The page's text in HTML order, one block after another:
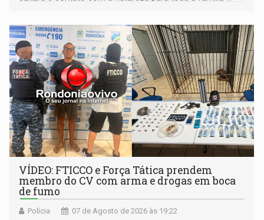
VÍDEO: FTICCO e Força Tática prendem
membro do CV com arma e drogas em boca
de fumo
Polícia 07 de Agosto de 2026 às 19:22